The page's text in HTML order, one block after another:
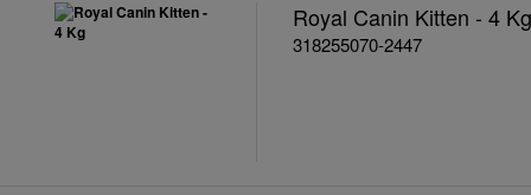
Royal Canin Kitten - 4 Kg
318255070-2447